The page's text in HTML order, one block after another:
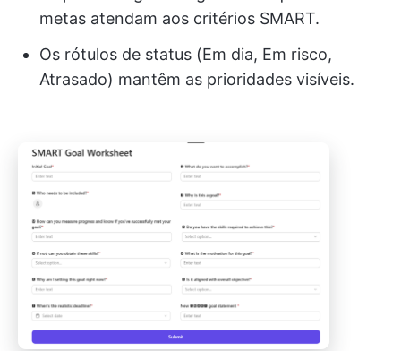
metas atendam aos critérios SMART.
Os rótulos de status (Em dia, Em risco,
Atrasado) mantêm as prioridades visíveis.